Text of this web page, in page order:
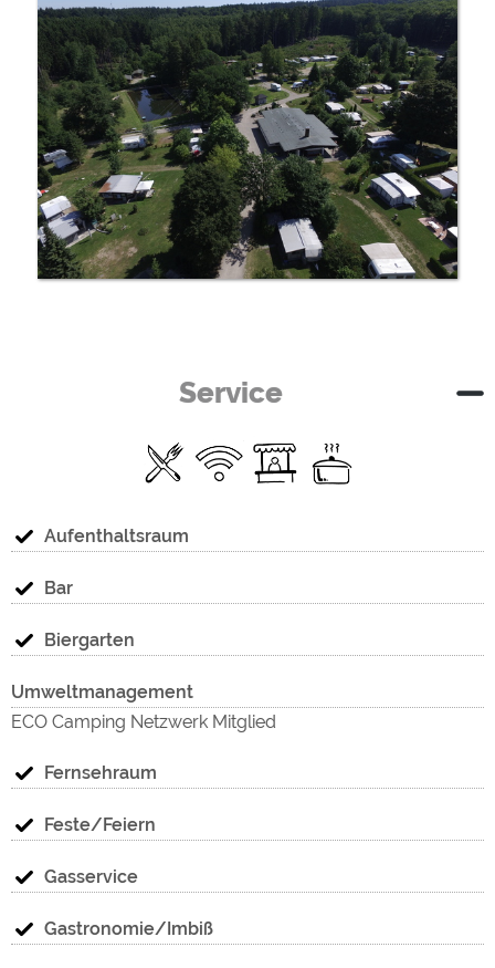
Service
Aufenthaltsraum
Bar
Biergarten
Umweltmanagement
ECO Camping Netzwerk Mitglied
Fernsehraum
Feste/Feiern
Gasservice
Gastronomie/Imbiß